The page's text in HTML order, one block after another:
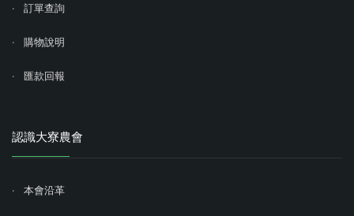
訂單查詢
購物說明
匯款回報
認識大寮農會
本會沿革